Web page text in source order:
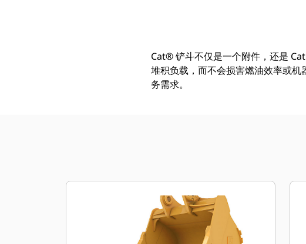
Cat® 铲斗不仅是一个附件，还是
堆积负载，而不会损害燃油效率或
务需求。